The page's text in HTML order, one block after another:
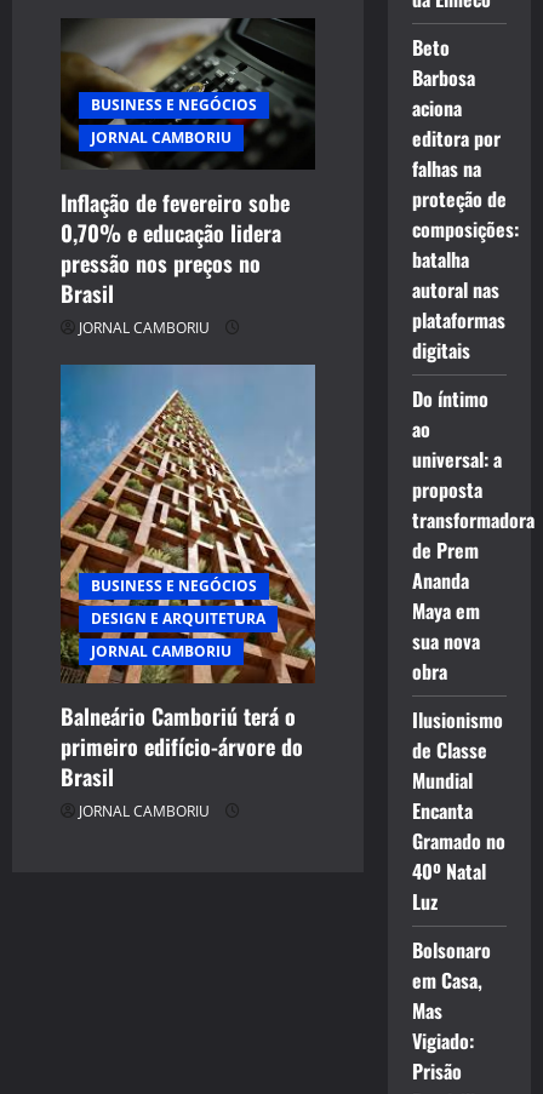
n
BUSINESS E NEGÓCIOS
JORNAL CAMBORIU
Inflação de fevereiro sobe
0,70% e educação lidera
pressão nos preços no
Brasil
JORNAL CAMBORIU
BUSINESS E NEGÓCIOS
DESIGN E ARQUITETURA
JORNAL CAMBORIU
Balneário Camboriú terá o
primeiro edifício-árvore do
Brasil
JORNAL CAMBORIU
Beto
Barbosa
aciona
editora por
falhas na
proteção de
composições:
batalha
autoral nas
plataformas
digitais
Do íntimo
ao
universal: a
proposta
transformadora
de Prem
Ananda
Maya em
sua nova
obra
Ilusionismo
de Classe
Mundial
Encanta
Gramado no
40º Natal
Luz
Bolsonaro
em Casa,
Mas
Vigiado:
Prisão